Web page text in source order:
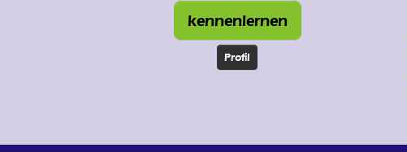
kennenlernen
Profil